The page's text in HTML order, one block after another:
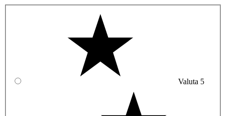
Valuta 5